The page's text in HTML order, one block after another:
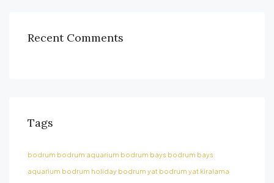
Recent Comments
Tags
bodrum bodrum aquarium bodrum bays bodrum bays
aquarium bodrum holiday bodrum yat bodrum yat kiralama